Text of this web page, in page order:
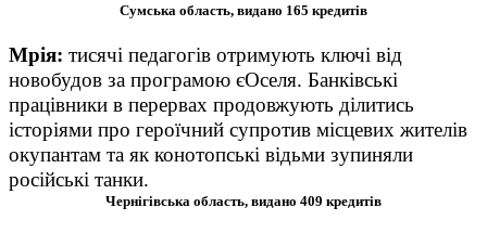
Сумська область, видано 165 кредитів
Мрія: тисячі педагогів отримують ключі від
новобудов за програмою єОселя. Банківські
працівники в перервах продовжують ділитись
історіями про героїчний супротив місцевих жителів
окупантам та як конотопські відьми зупиняли
російські танки.
Чернігівська область, видано 409 кредитів